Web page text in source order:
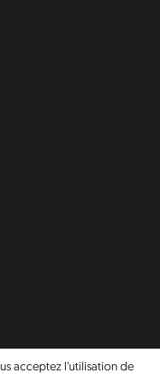
acceptez l’utilisation de